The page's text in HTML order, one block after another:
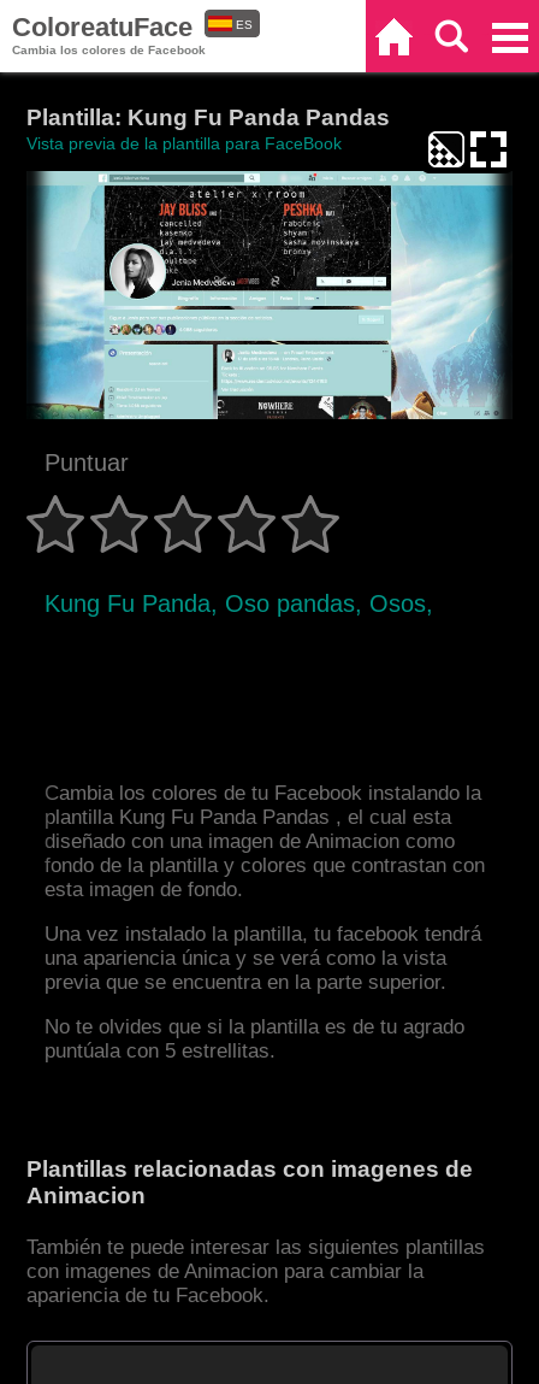
ColoreatuFace
Cambia los colores de Facebook
ES
Plantilla: Kung Fu Panda Pandas
Vista previa de la plantilla para FaceBook
Puntuar
Kung Fu Panda, Oso pandas, Osos,
Cambia los colores de tu Facebook instalando la
plantilla Kung Fu Panda Pandas , el cual esta
diseñado con una imagen de Animacion como
fondo de la plantilla y colores que contrastan con
esta imagen de fondo.
Una vez instalado la plantilla, tu facebook tendrá
una apariencia única y se verá como la vista
previa que se encuentra en la parte superior.
No te olvides que si la plantilla es de tu agrado
puntúala con 5 estrellitas.
Plantillas relacionadas con imagenes de
Animacion
También te puede interesar las siguientes plantillas
con imagenes de Animacion para cambiar la
apariencia de tu Facebook.